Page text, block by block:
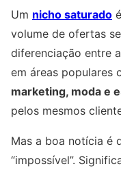
Um nicho saturado
volume de ofertas
diferenciação entre
em áreas populares
marketing, moda e
pelos mesmos
Mas a boa notícia é
“impossível”.